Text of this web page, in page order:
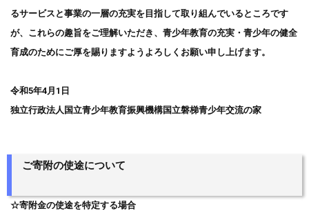
るサービスと事業の一層の充実を目指して取り組んでいるところです
が、これらの趣旨をご理解いただき、青少年教育の充実・青少年の健全
育成のためにご厚を賜りますようよろしくお願い申し上げます。
令和5年4月1日
独立行政法人国立青少年教育振興機構国立磐梯青少年交流の家
ご寄附の使途について
☆寄附金の使途を特定する場合